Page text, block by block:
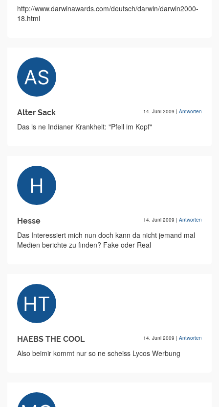
http://www.darwinawards.com/deutsch/darwin/darwin2000-
18.html
Alter Sack 14. Juni 2009 | Antworten
Das is ne Indianer Krankheit: "Pfeil im Kopf"
Hesse 14. Juni 2009 | Antworten
Das Interessiert mich nun doch kann da nicht jemand mal
Medien berichte zu finden? Fake oder Real
HAEBS THE COOL 14. Juni 2009 | Antworten
Also beimir kommt nur so ne scheiss Lycos Werbung